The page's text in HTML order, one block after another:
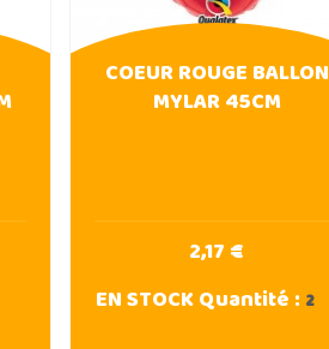
COEUR ROUGE BALLON
MYLAR 45CM
2,17 €
EN STOCKQuantité : 2